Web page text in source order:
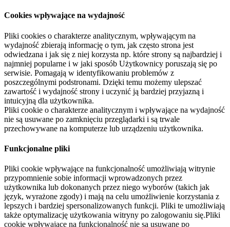
Cookies wpływające na wydajność
Pliki cookies o charakterze analitycznym, wpływającym na
wydajność zbierają informację o tym, jak często strona jest
odwiedzana i jak się z niej korzysta np. które strony są najbardziej i
najmniej popularne i w jaki sposób Użytkownicy poruszają się po
serwisie. Pomagają w identyfikowaniu problemów z
poszczególnymi podstronami. Dzięki temu możemy ulepszać
zawartość i wydajność strony i uczynić ją bardziej przyjazną i
intuicyjną dla użytkownika.
Pliki cookie o charakterze analitycznym i wpływające na wydajność
nie są usuwane po zamknięciu przeglądarki i są trwale
przechowywane na komputerze lub urządzeniu użytkownika.
Funkcjonalne pliki
Pliki cookie wpływające na funkcjonalność umożliwiają witrynie
przypomnienie sobie informacji wprowadzonych przez
użytkownika lub dokonanych przez niego wyborów (takich jak
język, wyrażone zgody) i mają na celu umożliwienie korzystania z
lepszych i bardziej spersonalizowanych funkcji. Pliki te umożliwiają
także optymalizację użytkowania witryny po zalogowaniu się.Pliki
cookie wpływające na funkcjonalność nie są usuwane po